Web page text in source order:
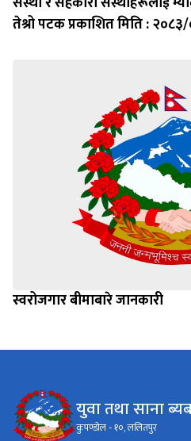
संस्था र सहकारी संस्थाहरूलाई
तेश्रो पटक प्रकाशित मिति :
स्वरोजगार बीमाबारे जानकारी
युवा तथा साना
कुपण्डोल - १०, ललितपुर